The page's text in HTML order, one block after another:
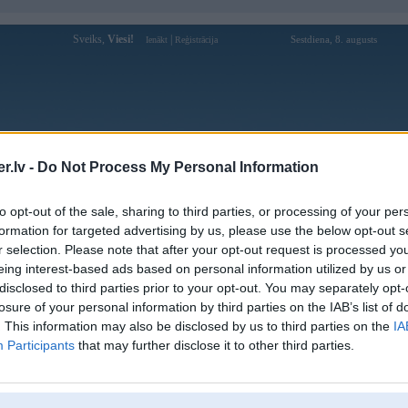
- Do Not Process My Personal Information
opt-out of the sale, sharing to third parties, or processing of your
for targeted advertising by us, please use the below opt-out
selection. Please note that after your opt-out request is processed
interest-based ads based on personal information utilized by us
to third parties prior to your opt-out. You may separately
of your personal information by third parties on the IAB’s list of
This information may also be disclosed by us to third parties on the
Participants that may further disclose it to other third parties.
Sveiks, Viesi! Ienākt Reģistrācija Sestdiena, 8. augusts
Forums Galerijas Reģistrācija Lietotāji
Lietotāja sky88tbusiness profils
Lietotājvārds:
sky88tbusiness
Ziņojumi forumā:
0
Pēdējie ziņojumi forumā